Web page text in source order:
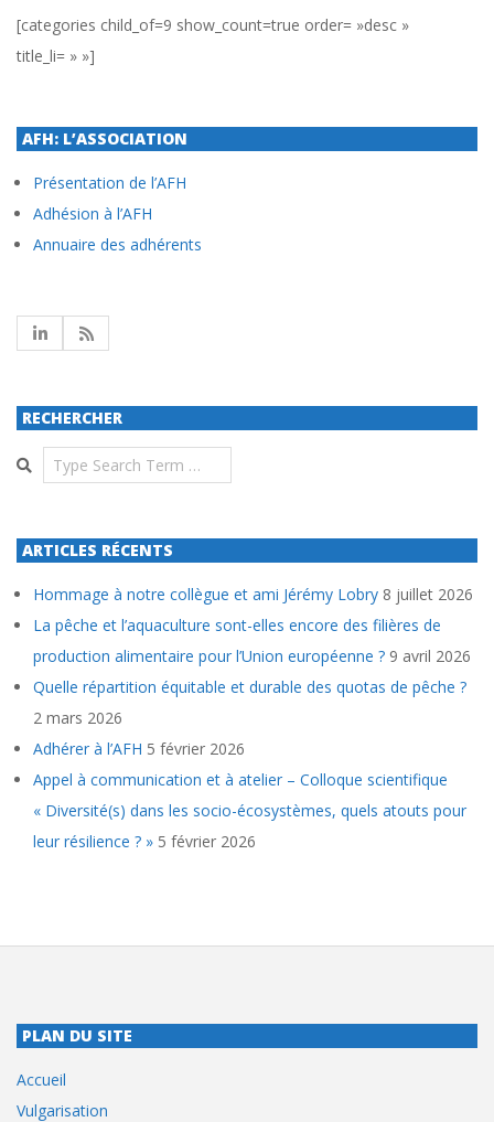
[categories child_of=9 show_count=true order= »desc »
title_li= » »]
AFH: L’ASSOCIATION
Présentation de l’AFH
Adhésion à l’AFH
Annuaire des adhérents
RECHERCHER
Search
ARTICLES RÉCENTS
Hommage à notre collègue et ami Jérémy Lobry 8 juillet 2026
La pêche et l’aquaculture sont-elles encore des filières de
production alimentaire pour l’Union européenne ? 9 avril 2026
Quelle répartition équitable et durable des quotas de pêche ?
2 mars 2026
Adhérer à l’AFH 5 février 2026
Appel à communication et à atelier – Colloque scientifique
« Diversité(s) dans les socio-écosystèmes, quels atouts pour
leur résilience ? » 5 février 2026
PLAN DU SITE
Accueil
Vulgarisation